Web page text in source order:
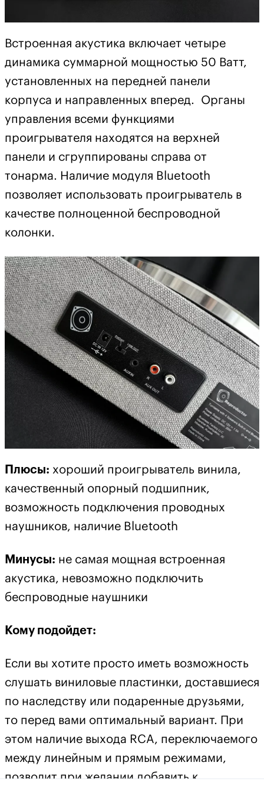
Встроенная акустика включает четыре
динамика суммарной мощностью 50 Ватт,
установленных на передней панели
корпуса и направленных вперед. Органы
управления всеми функциями
проигрывателя находятся на верхней
панели и сгруппированы справа от
тонарма. Наличие модуля Bluetooth
позволяет использовать проигрыватель в
качестве полноценной беспроводной
колонки.
Плюсы: хороший проигрыватель винила,
качественный опорный подшипник,
возможность подключения проводных
наушников, наличие Bluetooth
Минусы: не самая мощная встроенная
акустика, невозможно подключить
беспроводные наушники
Кому подойдет:
Если вы хотите просто иметь возможность
слушать виниловые пластинки, доставшиеся
по наследству или подаренные друзьями,
то перед вами оптимальный вариант. При
этом наличие выхода RCA, переключаемого
между линейным и прямым режимами,
позволит при желании добавить к